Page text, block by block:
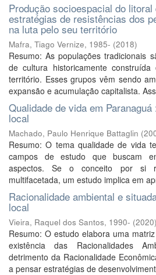
Produção socioespacial do litoral
estratégias de resistências dos
na luta pelo seu território
Mafra, Tiago Vernize, 1985- (2018)
Resumo: As populações tradicionais
de cultura historicamente
território. Esses grupos vêm sendo
expansão e acumulação capitalista.
Qualidade de vida em
local
Machado, Paulo Henrique Battaglin (
Resumo: O tema qualidade de vida
campos de estudo que buscam
aspectos. Se o conceito por si
multifacetada, um estudo implica em
Racionalidade ambiental e
local
Vieira, Raquel dos Santos, 1990- (2020)
Resumo: O estudo elabora uma
existência das Racionalidades
detrimento da Racionalidade
a pensar estratégias de